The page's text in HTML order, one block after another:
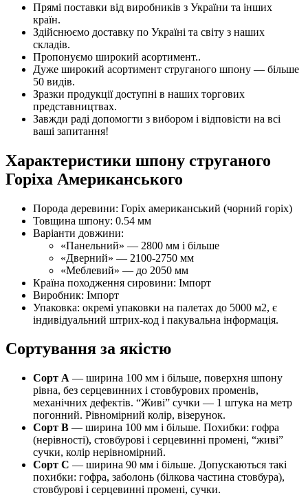
Прямі поставки від виробників з України та інших
країн.
Здійснюємо доставку по Україні та світу з наших
складів.
Пропонуємо широкий асортимент..
Дуже широкий асортимент струганого шпону — більше
50 видів.
Зразки продукції доступні в наших торгових
представництвах.
Завжди раді допомогти з вибором і відповісти на всі
ваші запитання!
Характеристики шпону струганого
Горіха Американського
Порода деревини: Горіх американський (чорний горіх)
Товщина шпону: 0.54 мм
Варіанти довжини:
«Панельний» — 2800 мм і більше
«Дверний» — 2100-2750 мм
«Меблевий» — до 2050 мм
Країна походження сировини: Імпорт
Виробник: Імпорт
Упаковка: окремі упаковки на палетах до 5000 м2, є
індивідуальний штрих-код і пакувальна інформація.
Сортування за якістю
Сорт А — ширина 100 мм і більше, поверхня шпону
рівна, без серцевинних і стовбурових променів,
механічних дефектів. “Живі” сучки — 1 штука на метр
погонний. Рівномірний колір, візерунок.
Сорт В — ширина 100 мм і більше. Похибки: гофра
(нерівності), стовбурові і серцевинні промені, “живі”
сучки, колір нерівномірний.
Сорт С — ширина 90 мм і більше. Допускаються такі
похибки: гофра, заболонь (білкова частина стовбура),
стовбурові і серцевинні промені, сучки.